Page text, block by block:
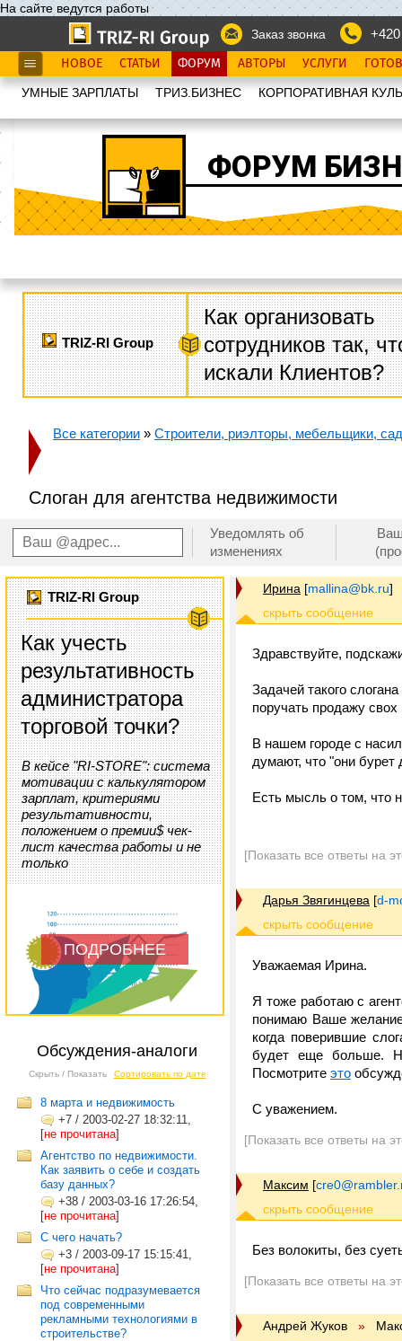
На сайте ведутся работы
Заказ звонка
НОВОЕ СТАТЬИ ФОРУМ АВТОРЫ УСЛУГИ
УМНЫЕ ЗАРПЛАТЫ ТРИЗ.БИЗНЕС КОРПОРАТИВНАЯ
ФОРУМ
TRIZ-RI Group
Как организовать
сотрудников так,
искали Клиентов?
Все категории » Строители, риэлторы, мебельщики,
Слоган для агентства недвижимости
Уведомлять об
изменениях
TRIZ-RI Group
Как учесть
результативность
администратора
торговой точки?
В кейсе "RI-STORE": система
мотивации с калькулятором
зарплат, критериями
результативности,
положением о премии$ чек-
лист качества работы и не
только
ПОДРОБНЕЕ
Обсуждения-аналоги
Скрыть / Показать Сортировать по дате
8 марта и недвижимость
+7 / 2003-02-27 18:32:11,
[не прочитана]
Агентство по недвижимости.
Как заявить о себе и создать
базу данных?
+38 / 2003-03-16 17:26:54,
[не прочитана]
С чего начать?
+3 / 2003-09-17 15:15:41,
[не прочитана]
Что сейчас подразумевается
под современными
рекламными технологиями в
строительстве?
Ирина [mallina@bk.ru]
Здравствуйте,
Задачей такого
поручать продажу
В нашем городе с
думают, что "они бурет
Есть мысль о том, что
[Показать все ответы на
Дарья Звягинцева [d-
Уважаемая Ирина.
Я тоже работаю с
понимаю Ваше
когда поверившие
будет еще больше.
Посмотрите это
С уважением.
[Показать все ответы на
Максим [
Без волокиты, без
[Показать все ответы на
Андрей Жуков »